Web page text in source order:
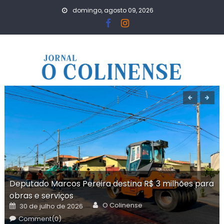
domingo, agosto 09, 2026
Deputado Marcos Pereira destina R$ 3 milhões para
obras e serviços
Posted
on
30 de julho de 2026 Author
O Colinense
Comment(0)